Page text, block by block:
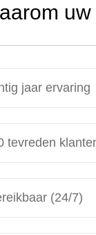
jaar ervaring
tevreden
(24/7)